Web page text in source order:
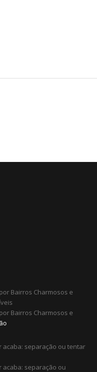
Bairros Charmosos e
Bairros Charmosos e
separação ou tentar
separação ou